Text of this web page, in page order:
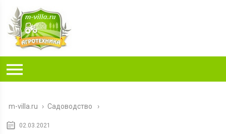
m-villa.ru › Садоводство
02.03.2021